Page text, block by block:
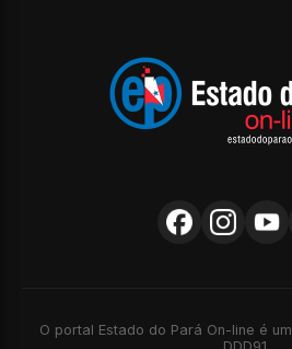
O portal Estado do Pará On-line é